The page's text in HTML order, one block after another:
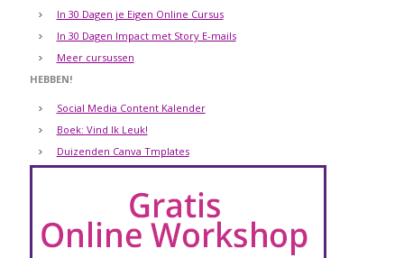
In 30 Dagen je Eigen Online Cursus
In 30 Dagen Impact met Story E-mails
Meer cursussen
HEBBEN!
Social Media Content Kalender
Boek: Vind Ik Leuk!
Duizenden Canva Tmplates